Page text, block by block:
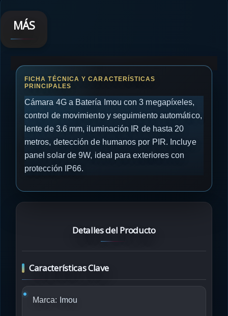
MÁS
Cámara 4G a Batería Imou con 3 megapíxeles,
control de movimiento y seguimiento automático,
lente de 3.6 mm, iluminación IR de hasta 20
metros, detección de humanos por PIR. Incluye
panel solar de 9W, ideal para exteriores con
protección IP66.
Detalles del Producto
Características Clave
Marca: Imou